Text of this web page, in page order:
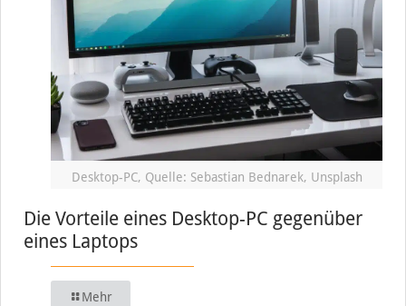
Desktop-PC, Quelle: Sebastian Bednarek, Unsplash
Die Vorteile eines Desktop-PC gegenüber
eines Laptops
Mehr